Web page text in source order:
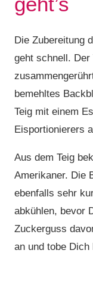
Die Zubereitung
geht schnell. Der
bemehltes
Teig mit einem
Eisportionierers
Aus dem Teig
Amerikaner. Die
ebenfalls sehr
abkühlen, bevor
Zuckerguss
an und tobe